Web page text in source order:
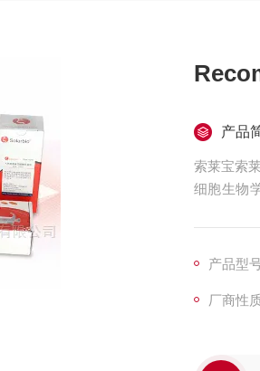
产品
索莱宝索
细胞生物
产品型
厂商性